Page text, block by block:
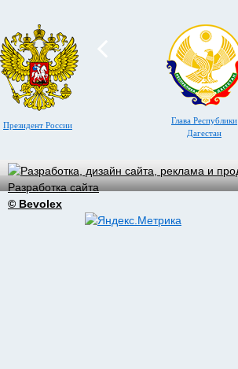
Президент России
Глава Республики
Дагестан
Разработка сайта
© Bevolex